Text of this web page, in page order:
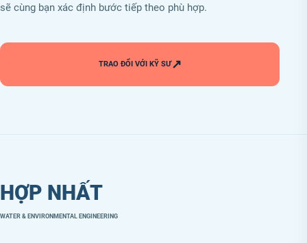
sẽ cùng bạn xác định bước tiếp theo phù hợp.
TRAO ĐỔI VỚI KỸ SƯ↗
HỢP NHẤT
WATER & ENVIRONMENTAL ENGINEERING